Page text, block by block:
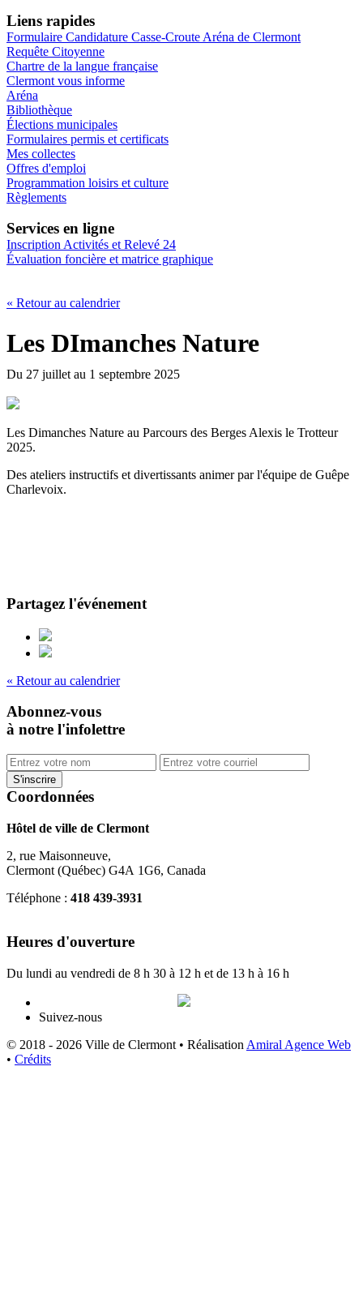
Liens rapides
Formulaire Candidature Casse-Croute Aréna de Clermont
Requête Citoyenne
Chartre de la langue française
Clermont vous informe
Aréna
Bibliothèque
Élections municipales
Formulaires permis et certificats
Mes collectes
Offres d'emploi
Programmation loisirs et culture
Règlements
Services en ligne
Inscription Activités et Relevé 24
Évaluation foncière et matrice graphique
« Retour au calendrier
Les DImanches Nature
Du 27 juillet au 1 septembre 2025
Les Dimanches Nature au Parcours des Berges Alexis le Trotteur
2025.
Des ateliers instructifs et divertissants animer par l'équipe de Guêpe
Charlevoix.
Partagez l'événement
« Retour au calendrier
Abonnez-vous
à notre l'infolettre
Coordonnées
Hôtel de ville de Clermont
2, rue Maisonneuve,
Clermont (Québec) G4A 1G6, Canada
Téléphone : 418 439-3931
Heures d'ouverture
Du lundi au vendredi de 8 h 30 à 12 h et de 13 h à 16 h
Suivez-nous
© 2018 - 2026 Ville de Clermont • Réalisation Amiral Agence Web
• Crédits